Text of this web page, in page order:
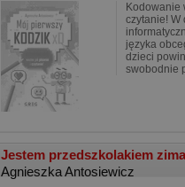
Kodowanie
czytanie! W
języka
dzieci
swobodnie
Jestem przedszkolakiem
Agnieszka Antosiewicz